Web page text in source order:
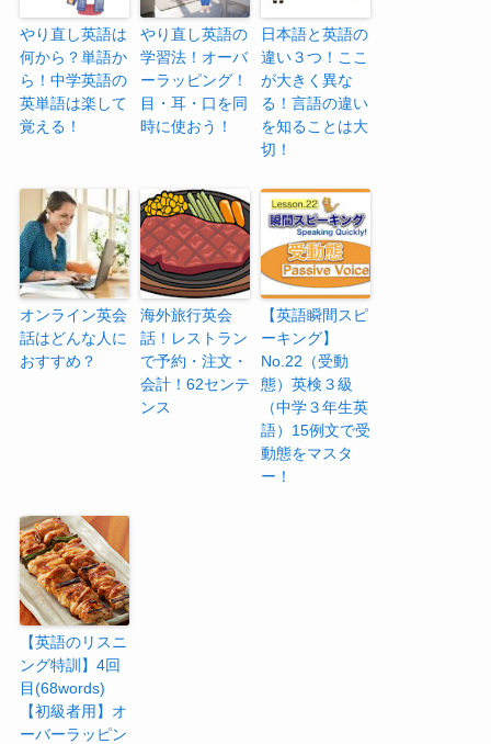
やり直し英語は
何から？単語か
ら！中学英語の
英単語は楽して
覚える！
やり直し英語の
学習法！オーバ
ーラッピング！
目・耳・口を同
時に使おう！
日本語と英語の
違い３つ！ここ
が大きく異な
る！言語の違い
を知ることは大
切！
オンライン英会
話はどんな人に
おすすめ？
海外旅行英会
話！レストラン
で予約・注文・
会計！62センテ
ンス
【英語瞬間スピ
ーキング】
No.22（受動
態）英検３級
（中学３年生英
語）15例文で受
動態をマスタ
ー！
【英語のリスニ
ング特訓】4回
目(68words)
【初級者用】オ
ーバーラッピン